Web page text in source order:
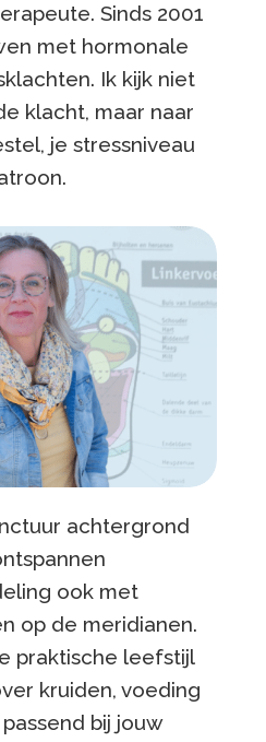
Sinds 2001
met hormonale
Ik kijk niet
klacht, maar naar
je stressniveau
achtergrond
ook met
op de meridianen.
praktische leefstijl
kruiden, voeding
bij jouw